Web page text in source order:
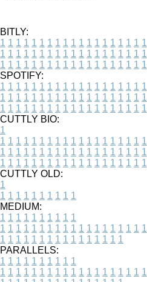
BITLY:
1 1 1 1 1 1 1 1 1 1 1 1 1 1 1 1 1 1 1
1 1 1 1 1 1 1 1 1 1 1 1 1 1 1 1 1 1 1
1 1 1 1 1 1 1 1 1 1 1 1 1 1 1 1 1 1 1
SPOTIFY:
1 1 1 1 1 1 1 1 1 1 1 1 1 1 1 1 1 1 1
1 1 1 1 1 1 1 1 1 1 1 1 1 1 1 1 1 1 1
1 1 1 1 1 1 1 1 1 1 1 1 1 1 1 1 1 1 1
CUTTLY BIO:
1
1 1 1 1 1 1 1 1 1 1 1 1 1 1 1 1 1 1 1
1 1 1 1 1 1 1 1 1 1 1 1 1 1 1 1 1 1 1
1 1 1 1 1 1 1 1 1 1 1 1 1 1 1 1 1 1 1
CUTTLY OLD:
1
1 1 1 1 1 1 1 1 1 1
MEDIUM:
1 1 1 1 1 1 1 1 1 1
1 1 1 1 1 1 1 1 1 1 1 1 1 1 1 1 1 1 1
1 1 1 1 1 1 1 1 1 1 1 1 1 1 1 1
PARALLELS:
1 1 1 1 1 1 1 1 1 1
1 1 1 1 1 1 1 1 1 1 1 1 1 1 1 1 1 1 1